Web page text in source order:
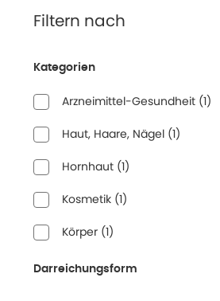
Filtern nach
Kategorien
Arzneimittel-Gesundheit (1)
Haut, Haare, Nägel (1)
Hornhaut (1)
Kosmetik (1)
Körper (1)
Darreichungsform